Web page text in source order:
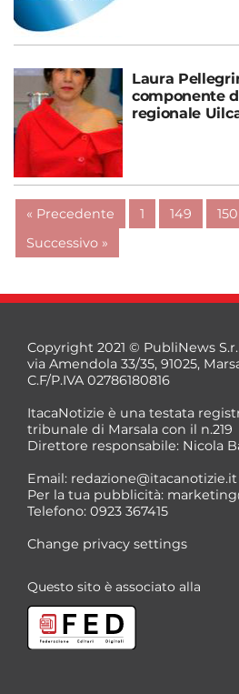
Laura
componente
regionale
« Precedente 1 149 150
Successivo »
Copyright 2021 © PubliNews
via Amendola 33/35, 91025,
C.F/P.IVA 02786180816
ItacaNotizie è una testata
tribunale di Marsala con il n.219
Direttore responsabile: Nicola
Email: redazione@itacanotizie.it
Per la tua pubblicità:
Telefono: 0923 367415
Change privacy settings
Questo sito è associato alla